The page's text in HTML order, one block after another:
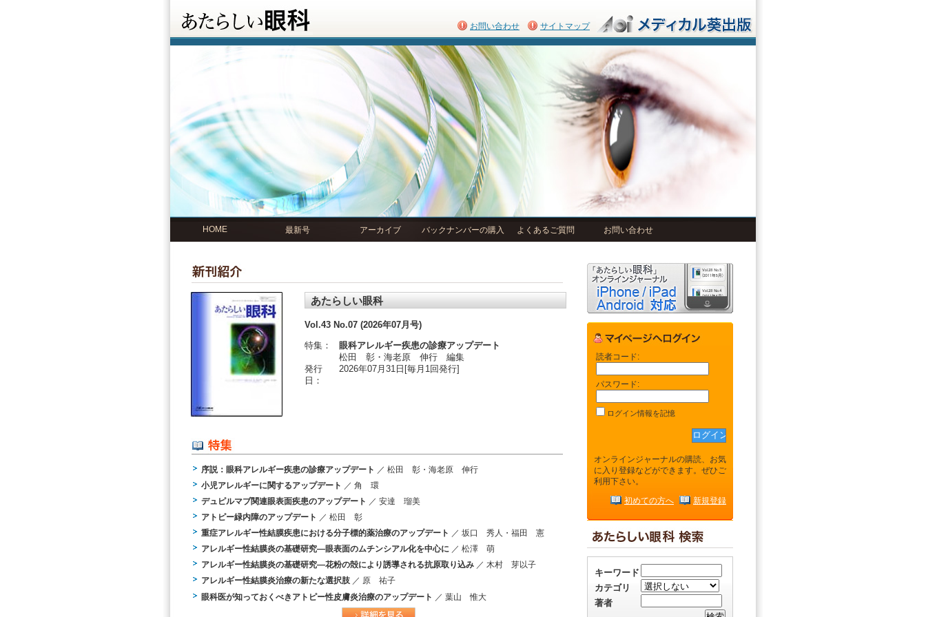
お問い合わせ サイトマップ
HOME 最新号 アーカイブ バックナンバーの購入 よくあるご質問 お問い合わせ
あたらしい眼科
Vol.43 No.07 (2026年07月号)
特集：
眼科アレルギー疾患の診療アップデート
松田 彰・海老原 伸行 編集
発行
日：
2026年07月31日[毎月1回発行]
序説：眼科アレルギー疾患の診療アップデート ／ 松田 彰・海老原 伸行
小児アレルギーに関するアップデート ／ 角 環
デュピルマブ関連眼表面疾患のアップデート ／ 安達 瑠美
アトピー緑内障のアップデート ／ 松田 彰
重症アレルギー性結膜疾患における分子標的薬治療のアップデート ／ 坂口 秀人・福田 憲
アレルギー性結膜炎の基礎研究―眼表面のムチンシアル化を中心に ／ 松澤 萌
アレルギー性結膜炎の基礎研究―花粉の殻により誘導される抗原取り込み ／ 木村 芽以子
アレルギー性結膜炎治療の新たな選択肢 ／ 原 祐子
眼科医が知っておくべきアトピー性皮膚炎治療のアップデート ／ 葉山 惟大
読者コード:
パスワード:
ログイン情報を記憶
オンラインジャーナルの購読、お気
に入り登録などができます。ぜひご
利用下さい。
初めての方へ 新規登録
キーワード
カテゴリ
著者